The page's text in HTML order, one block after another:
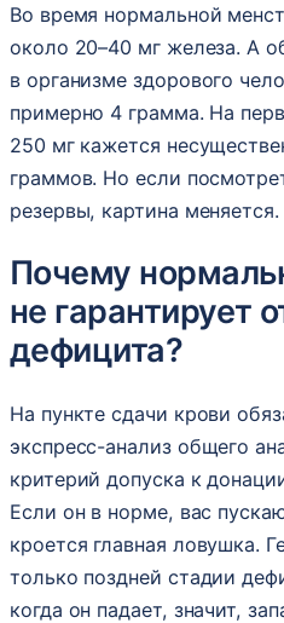
Во время нормальной
около 20–40 мг железа. А
в организме здорового
примерно 4 грамма. На
250 мг кажется
граммов. Но если
резервы, картина меняется.
Почему
не гарантирует
дефицита?
На пункте сдачи крови
экспресс-анализ общего
критерий допуска к
Если он в норме, вас
кроется главная ловушка.
только поздней стадии
когда он падает, значит,